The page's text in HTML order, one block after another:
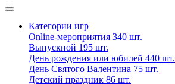
Категории игр
Online-мероприятия 340 шт.
Выпускной 195 шт.
День рождения или юбилей 440 шт.
День Святого Валентина 75 шт.
Детский праздник 86 шт.